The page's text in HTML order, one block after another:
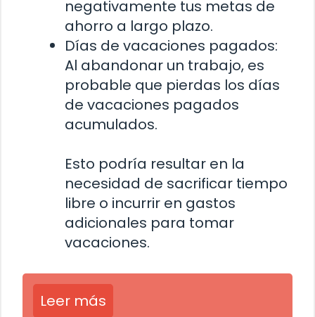
negativamente tus metas de
ahorro a largo plazo.
Días de vacaciones pagados:
Al abandonar un trabajo, es
probable que pierdas los días
de vacaciones pagados
acumulados.
Esto podría resultar en la
necesidad de sacrificar tiempo
libre o incurrir en gastos
adicionales para tomar
vacaciones.
Leer más